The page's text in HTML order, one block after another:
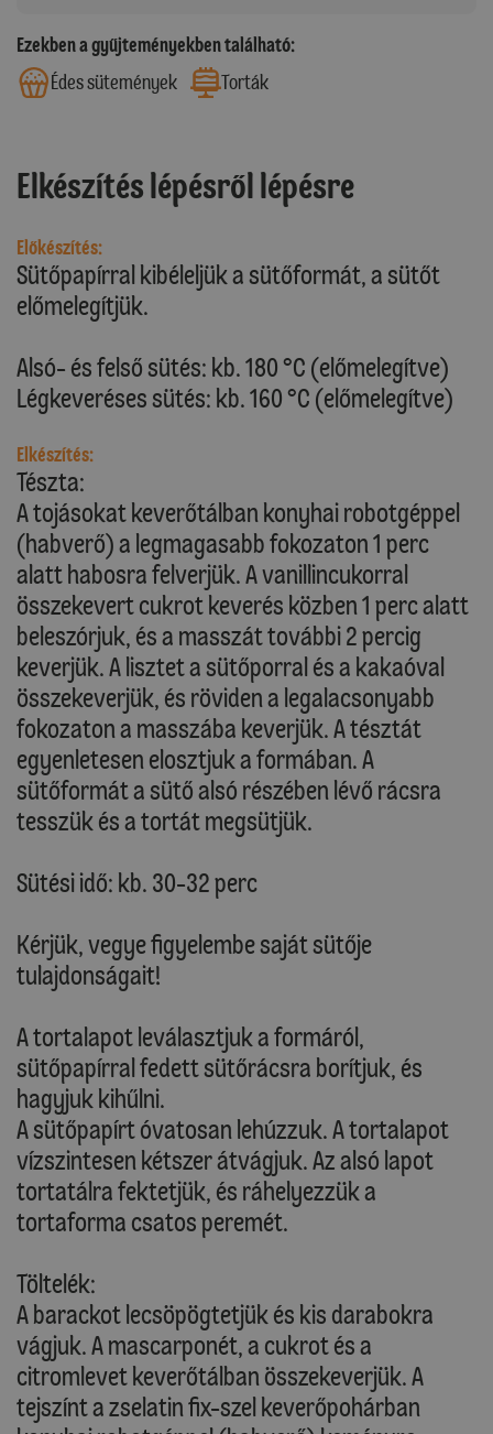
Ezekben a gyűjteményekben található:
Édes sütemények
Torták
Elkészítés lépésről lépésre
Előkészítés:
Sütőpapírral kibéleljük a sütőformát, a sütőt
előmelegítjük.
Alsó- és felső sütés: kb. 180 °C (előmelegítve)
Légkeveréses sütés: kb. 160 °C (előmelegítve)
Elkészítés:
Tészta:
A tojásokat keverőtálban konyhai robotgéppel
(habverő) a legmagasabb fokozaton 1 perc
alatt habosra felverjük. A vanillincukorral
összekevert cukrot keverés közben 1 perc alatt
beleszórjuk, és a masszát további 2 percig
keverjük. A lisztet a sütőporral és a kakaóval
összekeverjük, és röviden a legalacsonyabb
fokozaton a masszába keverjük. A tésztát
egyenletesen elosztjuk a formában. A
sütőformát a sütő alsó részében lévő rácsra
tesszük és a tortát megsütjük.
Sütési idő: kb. 30-32 perc
Kérjük, vegye figyelembe saját sütője
tulajdonságait!
A tortalapot leválasztjuk a formáról,
sütőpapírral fedett sütőrácsra borítjuk, és
hagyjuk kihűlni.
A sütőpapírt óvatosan lehúzzuk. A tortalapot
vízszintesen kétszer átvágjuk. Az alsó lapot
tortatálra fektetjük, és ráhelyezzük a
tortaforma csatos peremét.
Töltelék:
A barackot lecsöpögtetjük és kis darabokra
vágjuk. A mascarponét, a cukrot és a
citromlevet keverőtálban összekeverjük. A
tejszínt a zselatin fix-szel keverőpohárban